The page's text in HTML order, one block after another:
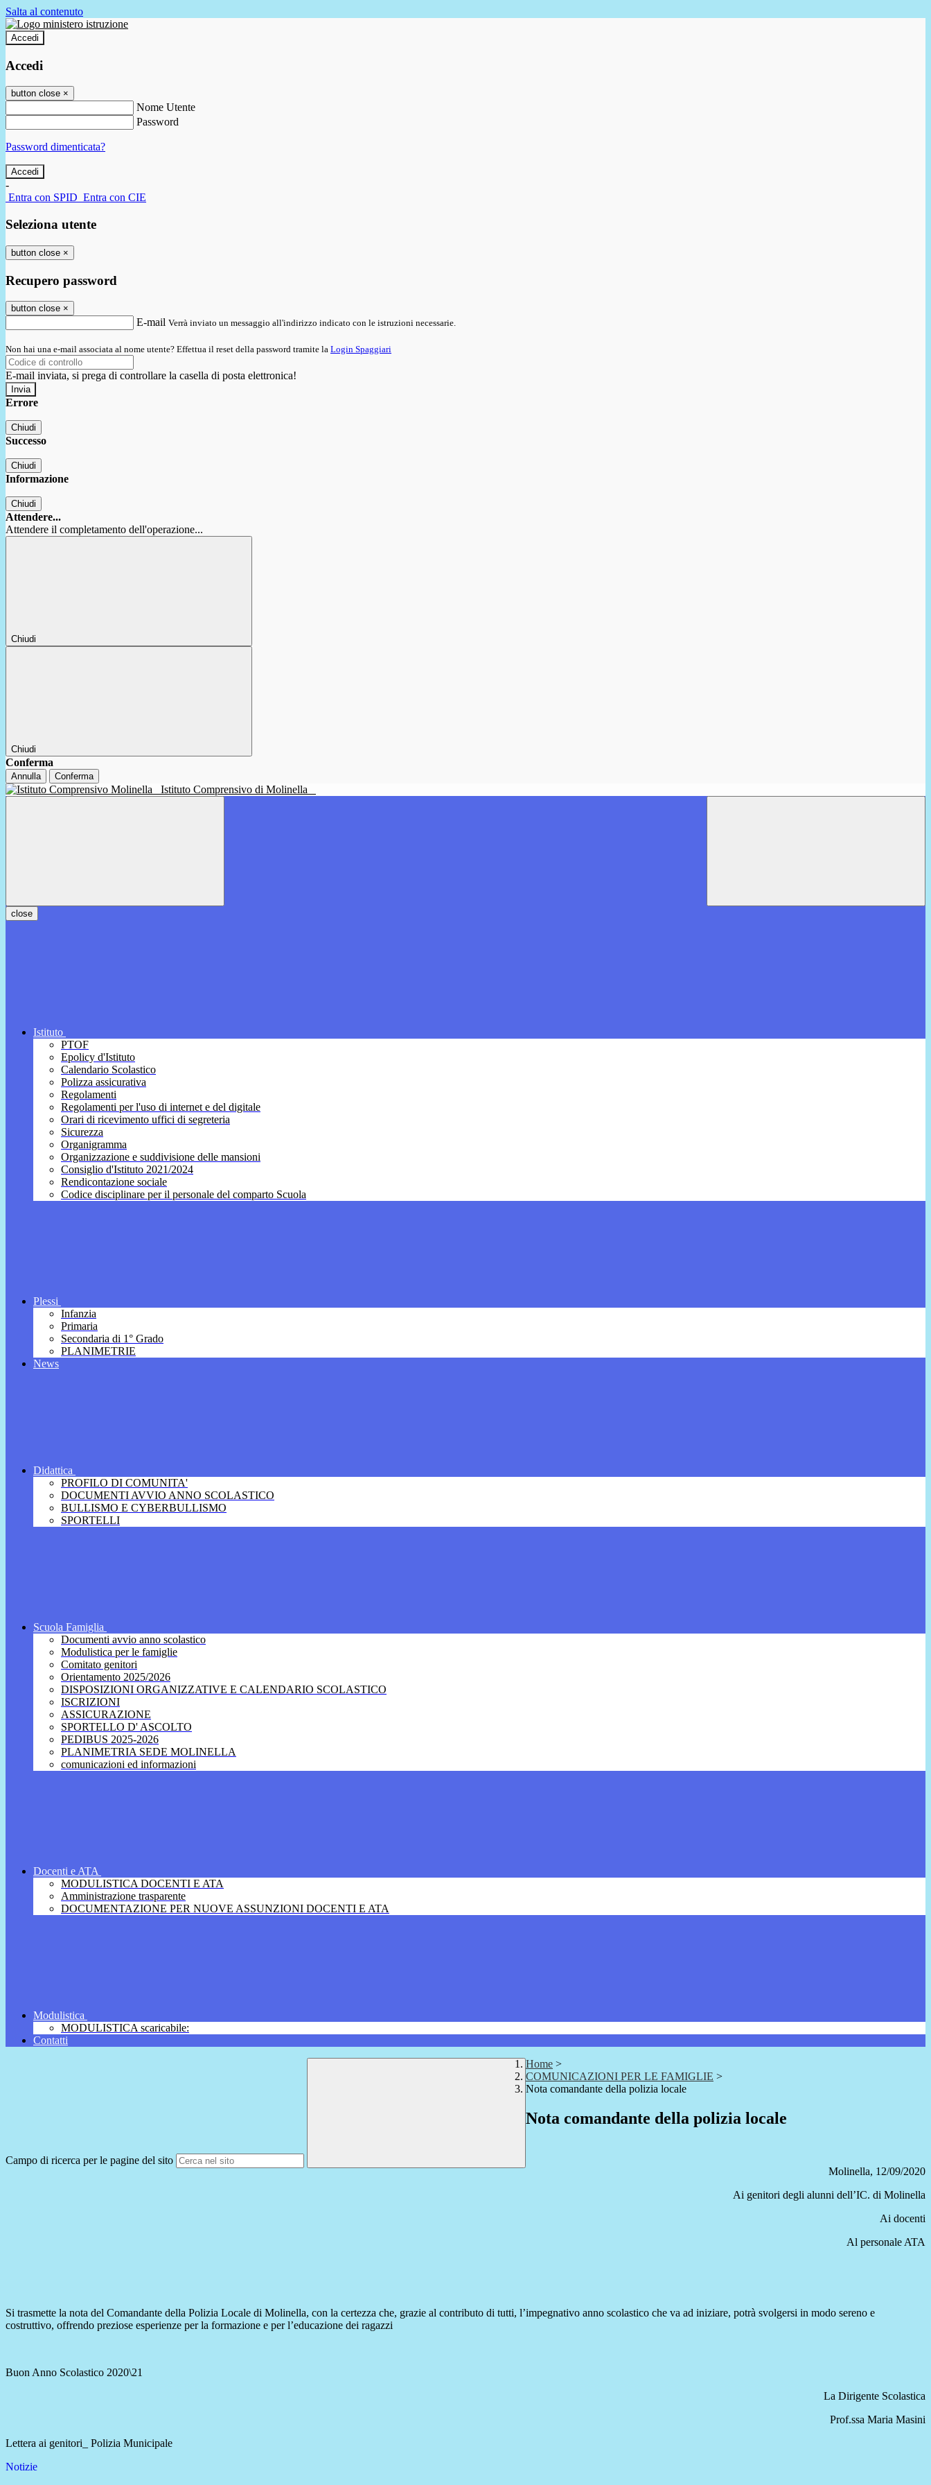
Salta al contenuto
Accedi
Accedi
button close ×
Nome Utente
Password
Password dimenticata?
-
Entra con SPID Entra con CIE
Seleziona utente
button close ×
Recupero password
button close ×
E-mail Verrà inviato un messaggio all'indirizzo indicato con le istruzioni necessarie.
Non hai una e-mail associata al nome utente? Effettua il reset della password tramite la Login Spaggiari
E-mail inviata, si prega di controllare la casella di posta elettronica!
Errore
Chiudi
Successo
Chiudi
Informazione
Chiudi
Attendere...
Attendere il completamento dell'operazione...
Chiudi
Chiudi
Conferma
Annulla Conferma
Istituto Comprensivo di Molinella
close
Istituto
PTOF
Epolicy d'Istituto
Calendario Scolastico
Polizza assicurativa
Regolamenti
Regolamenti per l'uso di internet e del digitale
Orari di ricevimento uffici di segreteria
Sicurezza
Organigramma
Organizzazione e suddivisione delle mansioni
Consiglio d'Istituto 2021/2024
Rendicontazione sociale
Codice disciplinare per il personale del comparto Scuola
Plessi
Infanzia
Primaria
Secondaria di 1° Grado
PLANIMETRIE
News
Didattica
PROFILO DI COMUNITA'
DOCUMENTI AVVIO ANNO SCOLASTICO
BULLISMO E CYBERBULLISMO
SPORTELLI
Scuola Famiglia
Documenti avvio anno scolastico
Modulistica per le famiglie
Comitato genitori
Orientamento 2025/2026
DISPOSIZIONI ORGANIZZATIVE E CALENDARIO SCOLASTICO
ISCRIZIONI
ASSICURAZIONE
SPORTELLO D' ASCOLTO
PEDIBUS 2025-2026
PLANIMETRIA SEDE MOLINELLA
comunicazioni ed informazioni
Docenti e ATA
MODULISTICA DOCENTI E ATA
Amministrazione trasparente
DOCUMENTAZIONE PER NUOVE ASSUNZIONI DOCENTI E ATA
Modulistica
MODULISTICA scaricabile:
Contatti
Campo di ricerca per le pagine del sito
Home >
COMUNICAZIONI PER LE FAMIGLIE >
Nota comandante della polizia locale
Nota comandante della polizia locale
Molinella, 12/09/2020
Ai genitori degli alunni dell’IC. di Molinella
Ai docenti
Al personale ATA
Si trasmette la nota del Comandante della Polizia Locale di Molinella, con la certezza che, grazie al contributo di tutti, l’impegnativo anno scolastico che va ad iniziare, potrà svolgersi in modo sereno e
costruttivo, offrendo preziose esperienze per la formazione e per l’educazione dei ragazzi
Buon Anno Scolastico 2020\21
La Dirigente Scolastica
Prof.ssa Maria Masini
Lettera ai genitori_ Polizia Municipale
Notizie